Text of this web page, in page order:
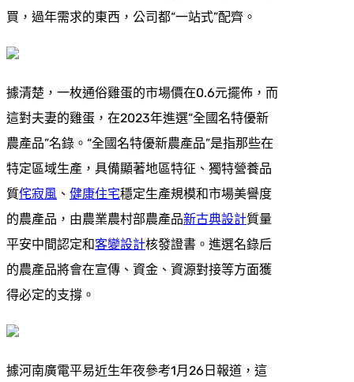
買，過年需求的東西，公司都“一站式”配齊。
據清楚，一枚通俗雞蛋的市場價在0.6元擺佈，而
這對夫妻的雞蛋，在2023年進選“全國名特優新
農產品”名錄。“全國名特優新農產品”是指那些在
特定區域生產，具備顯著地區特征、獨特營養品
質侘寂風 、 健康住宅穩定生產規模和市場美譽度
的農產品，由農業農村部農產品新古典設計質量
平安中間認定和客變設計核發證書。進選名錄后
的農產品將會在宣傳、資金、資源對接等方面獲
得必定的支撐。
據河南廣電平易近生年夜參考1月26日報道，這